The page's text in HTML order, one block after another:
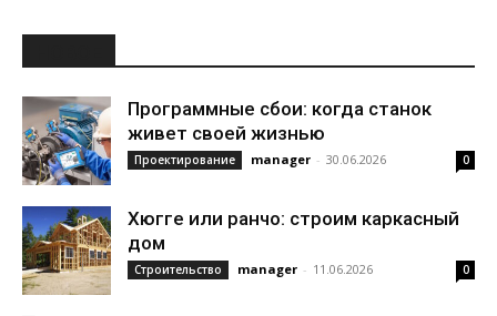
Программные сбои: когда станок
живет своей жизнью
Проектирование manager - 30.06.2026 0
Хюгге или ранчо: строим каркасный
дом
Строительство manager - 11.06.2026 0